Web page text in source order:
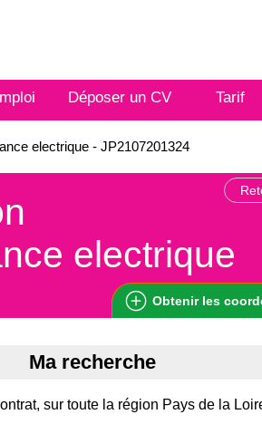
Déposer un CV Tarif
electrique - JP2107201324
electrique
Obtenir les
Ma recherche
sur toute la région Pays de la